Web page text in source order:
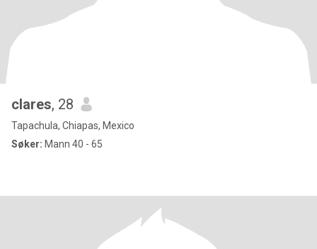
clares, 28
Tapachula, Chiapas, Mexico
Søker: Mann 40 - 65